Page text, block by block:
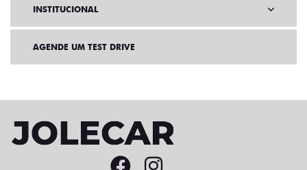
INSTITUCIONAL
AGENDE UM TEST DRIVE